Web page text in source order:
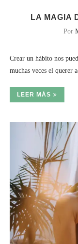
LA MAGIA
Por
Crear un hábito nos
muchas veces el
LEER MÁS